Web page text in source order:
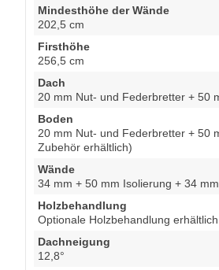
Mindesthöhe der Wände
202,5 cm
Firsthöhe
256,5 cm
Dach
20 mm Nut- und Federbretter + 50
Boden
20 mm Nut- und Federbretter + 50
Zubehör erhältlich)
Wände
34 mm + 50 mm Isolierung + 34 mm
Holzbehandlung
Optionale Holzbehandlung erhältlich
Dachneigung
12,8°